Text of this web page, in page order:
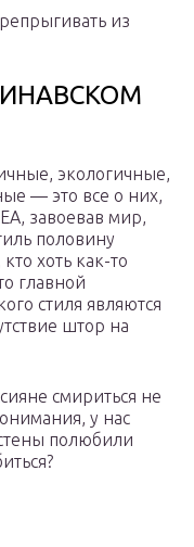
из
экологичные,
— это все о них,
завоевав мир,
половину
хоть как-то
главной
стиля являются
штор на
смириться не
у нас
полюбили